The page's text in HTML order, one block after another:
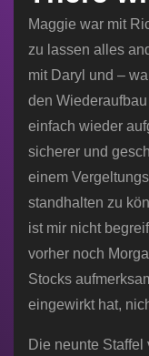
Maggie war mit
zu lassen alles
mit Daryl und –
den
einfach wieder
sicherer und
einem
standhalten zu
ist mir nicht
vorher noch
Stocks
eingewirkt hat,
Die neunte